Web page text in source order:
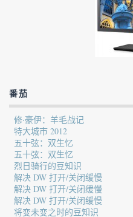
番茄
修·豪伊：羊毛战记
特大城市 2012
五十弦：双生忆
五十弦：双生忆
烈日骑行的豆知识
解决 DW 打开/关闭缓慢
解决 DW 打开/关闭缓慢
解决 DW 打开/关闭缓慢
将变未变之时的豆知识